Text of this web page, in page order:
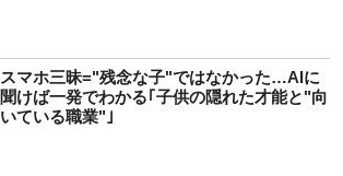
スマホ三昧="残念な子"ではなかった…AIに
聞けば一発でわかる｢子供の隠れた才能と"向
いている職業"｣